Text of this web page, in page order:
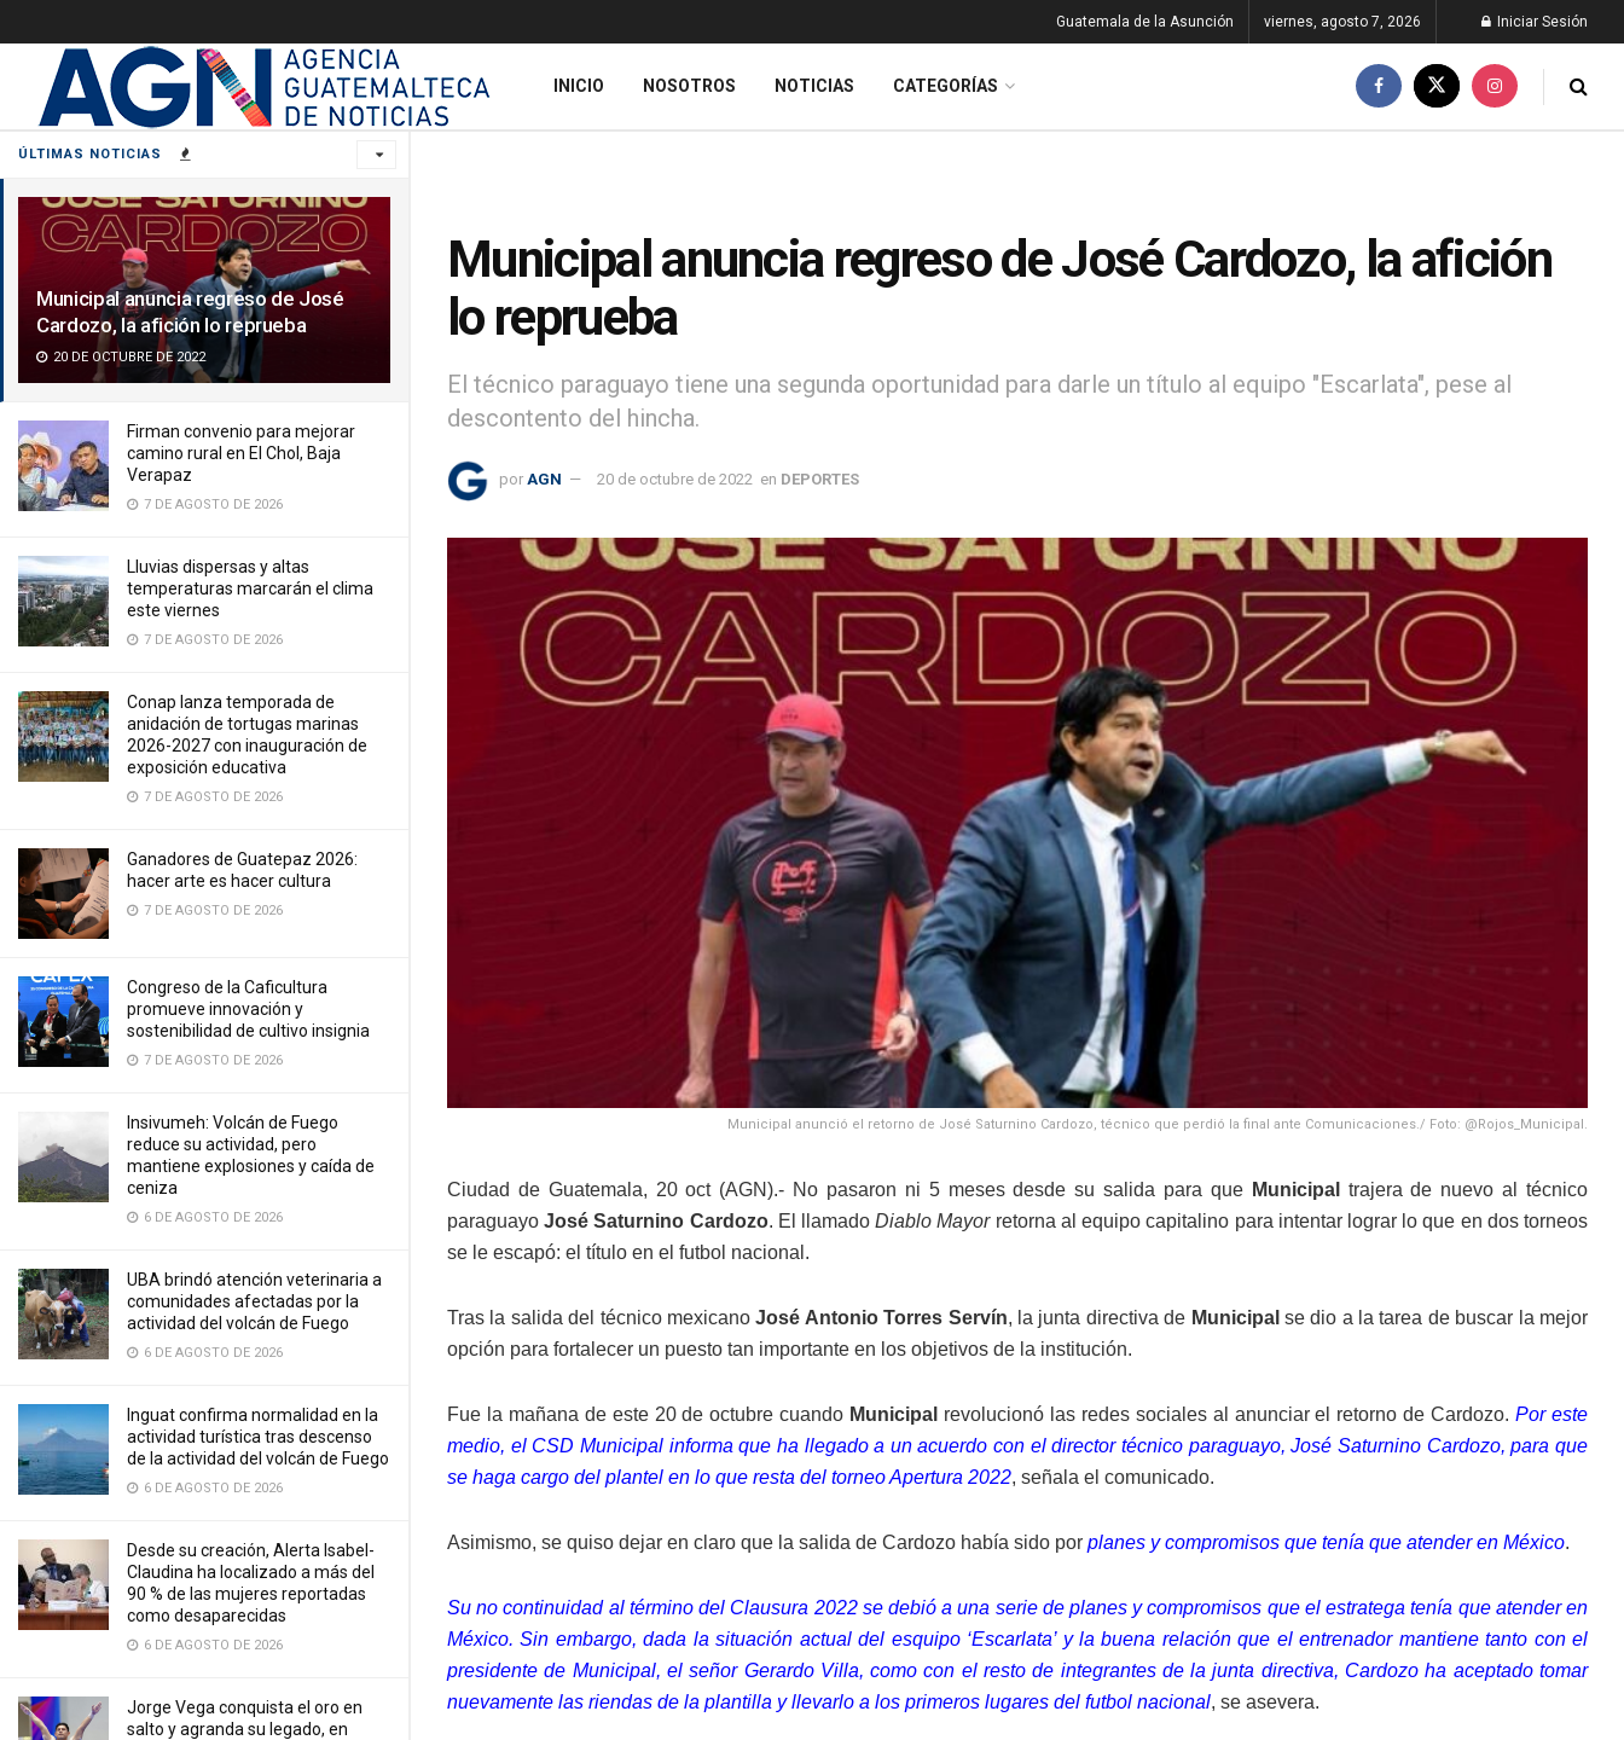
ÚLTIMAS NOTICIAS
Municipal anuncia regreso de José
Cardozo, la afición lo reprueba
20 DE OCTUBRE DE 2022
Firman convenio para mejorar
camino rural en El Chol, Baja
Verapaz
7 DE AGOSTO DE 2026
Lluvias dispersas y altas
temperaturas marcarán el clima
este viernes
7 DE AGOSTO DE 2026
Conap lanza temporada de
anidación de tortugas marinas
2026-2027 con inauguración de
exposición educativa
7 DE AGOSTO DE 2026
Ganadores de Guatepaz 2026:
hacer arte es hacer cultura
7 DE AGOSTO DE 2026
Congreso de la Caficultura
promueve innovación y
sostenibilidad de cultivo insignia
7 DE AGOSTO DE 2026
Insivumeh: Volcán de Fuego
reduce su actividad, pero
mantiene explosiones y caída de
ceniza
6 DE AGOSTO DE 2026
UBA brindó atención veterinaria a
comunidades afectadas por la
actividad del volcán de Fuego
6 DE AGOSTO DE 2026
Inguat confirma normalidad en la
actividad turística tras descenso
de la actividad del volcán de Fuego
6 DE AGOSTO DE 2026
Desde su creación, Alerta Isabel-
Claudina ha localizado a más del
90 % de las mujeres reportadas
como desaparecidas
6 DE AGOSTO DE 2026
Jorge Vega conquista el oro en
salto y agranda su legado, en
Guatemala de la Asunción viernes, agosto 7, 2026 Iniciar Sesión
INICIO NOSOTROS NOTICIAS CATEGORÍAS
Municipal anuncia regreso de José Cardozo, la afición
lo reprueba
El técnico paraguayo tiene una segunda oportunidad para darle un título al equipo "Escarlata", pese al
descontento del hincha.
por AGN 20 de octubre de 2022 en DEPORTES
Municipal anunció el retorno de José Saturnino Cardozo, técnico que perdió la final ante Comunicaciones./ Foto: @Rojos_Municipal.
Ciudad de Guatemala, 20 oct (AGN).- No pasaron ni 5 meses desde su salida para que Municipal
trajera de nuevo al técnico
paraguayo José Saturnino Cardozo. El llamadoDiablo Mayorretorna al equipo capitalino para intentar lograr lo que en dos torneos
se le escapó: el título en el futbol nacional.
Tras la salida del técnico mexicanoJosé Antonio Torres Servín, la junta directiva de Municipal se dio a la tarea de buscar la mejor
opción para fortalecer un puesto tan importante en los objetivos de la institución.
Fue la mañana de este 20 de octubre cuando Municipal revolucionó las redes sociales al anunciar el retorno de Cardozo.Por este
medio, el CSD Municipal informa que ha llegado a un acuerdo con el director técnico paraguayo, José Saturnino Cardozo, para que
se haga cargo del plantel en lo que resta del torneo Apertura 2022, señala el comunicado.
Asimismo, se quiso dejar en claro que la salida de Cardozo había sido por planes y compromisos que tenía que atender en México.
Su no continuidad al término del Clausura 2022 se debió a una serie de planes y compromisos que el estratega tenía que atender en
México. Sin embargo, dada la situación actual del esquipo ‘Escarlata’ y la buena relación que el entrenador mantiene tanto con el
presidente de Municipal, el señor Gerardo Villa, como con el resto de integrantes de la junta directiva, Cardozo ha aceptado tomar
nuevamente las riendas de la plantilla y llevarlo a los primeros lugares del futbol nacional, se asevera.